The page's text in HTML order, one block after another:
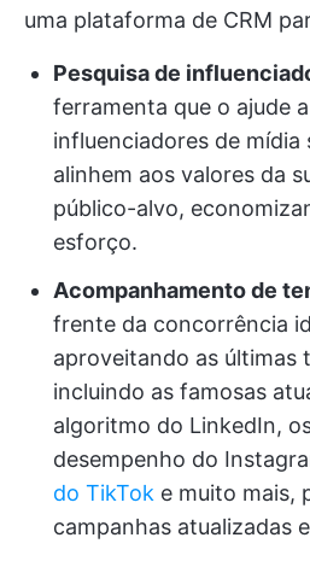
uma plataforma de CRM
Pesquisa de
ferramenta que o ajude
influenciadores de mídia
alinhem aos valores da
público-alvo,
esforço.
Acompanhamento de
frente da concorrência
aproveitando as últimas
incluindo as famosas
algoritmo do LinkedIn,
desempenho do
do TikTok e muito mais,
campanhas atualizadas